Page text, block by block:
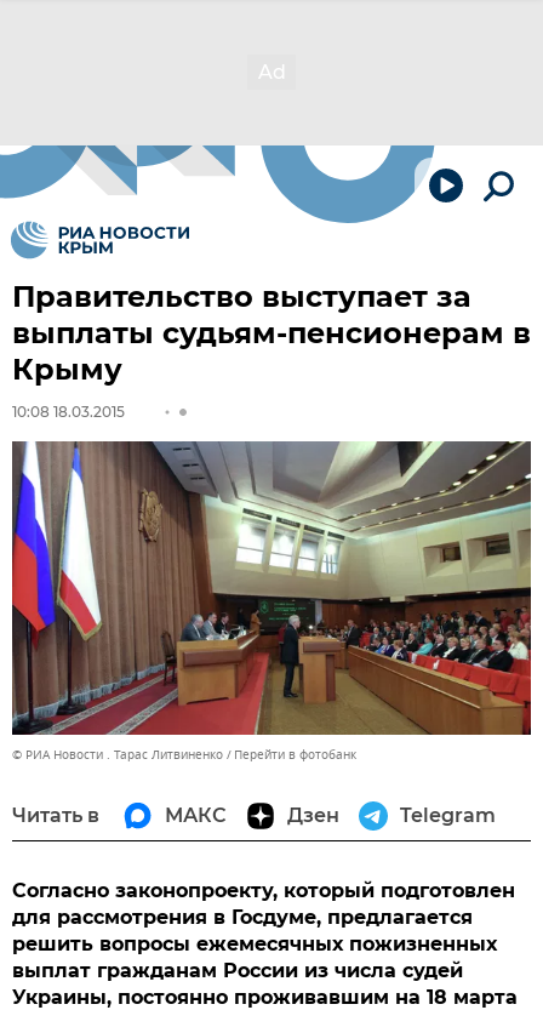
Правительство выступает за
выплаты судьям-пенсионерам в
Крыму
10:08 18.03.2015
© РИА Новости . Тарас Литвиненко Перейти в фотобанк
Читать в МАКС Дзен Telegram
Согласно законопроекту, который подготовлен
для рассмотрения в Госдуме, предлагается
решить вопросы ежемесячных пожизненных
выплат гражданам России из числа судей
Украины, постоянно проживавшим на 18 марта